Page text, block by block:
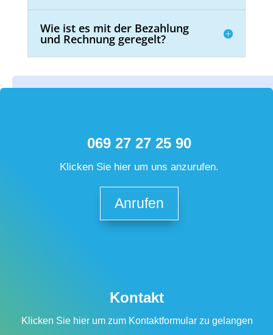
Wie ist es mit der Bezahlung
und Rechnung geregelt?
069 27 27 25 90
Klicken Sie hier um uns anzurufen.
Anrufen
Kontakt
Klicken Sie hier um zum Kontaktformular zu gelangen